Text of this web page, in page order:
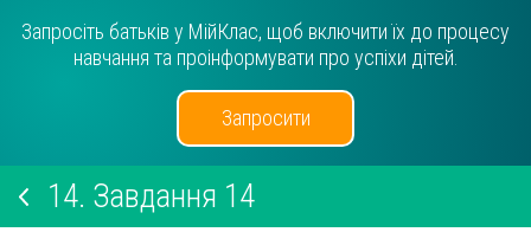
Запросіть батьків у МійКлас, щоб включити їх до процесу
навчання та проінформувати про успіхи дітей.
Запросити
14. Завдання 14